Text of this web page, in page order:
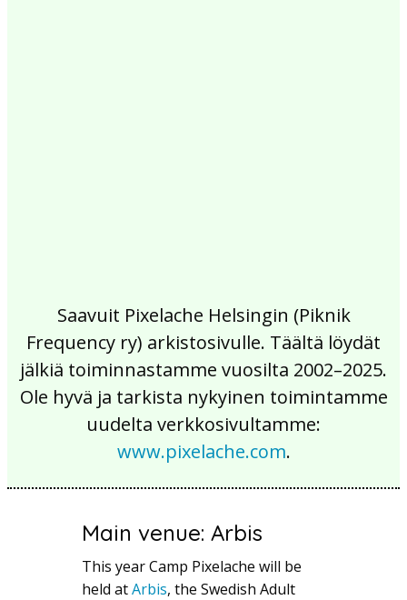
Saavuit Pixelache Helsingin (Piknik
Frequency ry) arkistosivulle. Täältä löydät
jälkiä toiminnastamme vuosilta 2002–2025.
Ole hyvä ja tarkista nykyinen toimintamme
uudelta verkkosivultamme:
www.pixelache.com.
Main venue: Arbis
This year Camp Pixelache will be
held atArbis, the Swedish Adult